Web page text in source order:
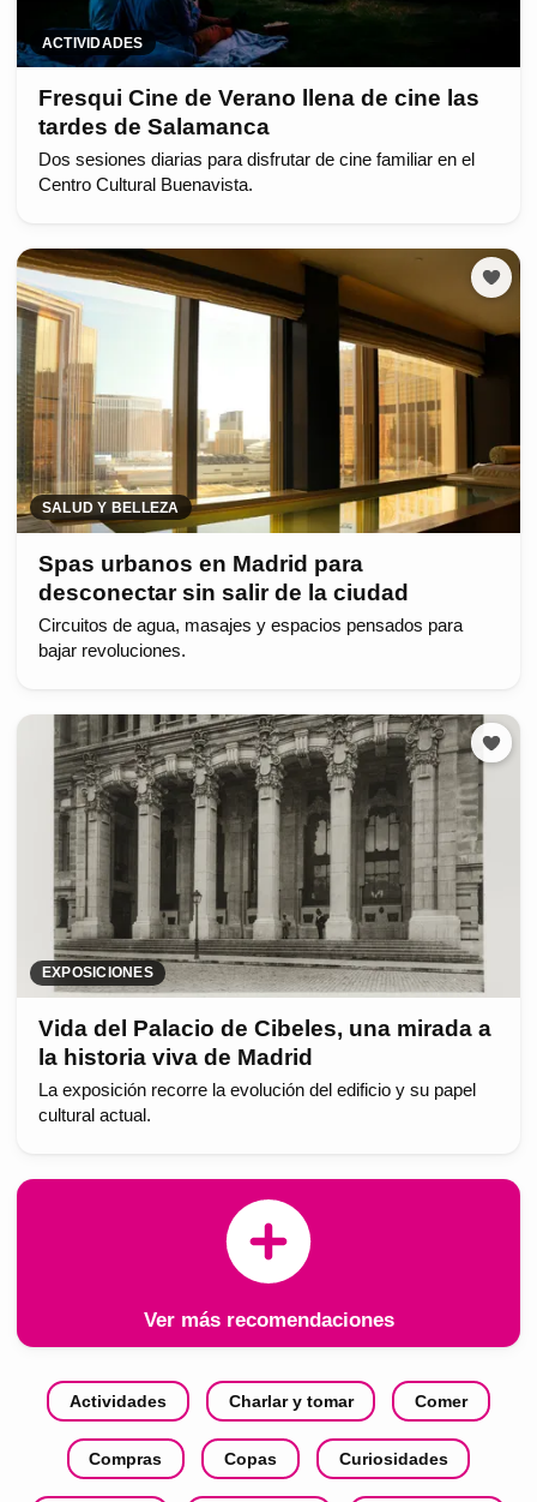
ACTIVIDADES
Fresqui Cine de Verano llena de cine las
tardes de Salamanca
Dos sesiones diarias para disfrutar de cine familiar en el
Centro Cultural Buenavista.
SALUD Y BELLEZA
Spas urbanos en Madrid para
desconectar sin salir de la ciudad
Circuitos de agua, masajes y espacios pensados para
bajar revoluciones.
EXPOSICIONES
Vida del Palacio de Cibeles, una mirada a
la historia viva de Madrid
La exposición recorre la evolución del edificio y su papel
cultural actual.
Ver más recomendaciones
Actividades Charlar y tomar Comer
Compras Copas Curiosidades